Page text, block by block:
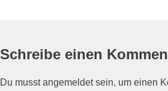
Schreibe einen
Du musstangemeldetsein, um einen